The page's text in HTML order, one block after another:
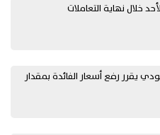
خلال نهاية التعاملات
يقرر رفع أسعار الفائدة بمقدار